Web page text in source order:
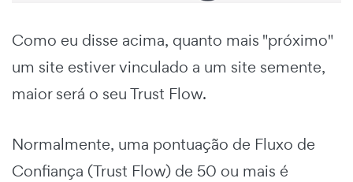
Como eu disse acima, quanto mais "próximo"
um site estiver vinculado a um site semente,
maior será o seu Trust Flow.
Normalmente, uma pontuação de Fluxo de
Confiança (Trust Flow) de 50 ou mais é